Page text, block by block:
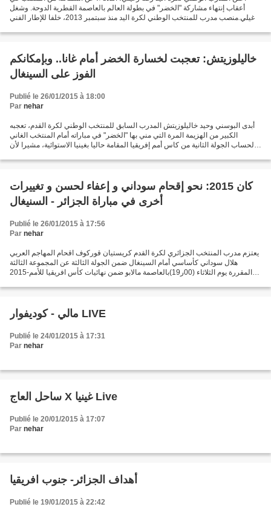
أعقاب إنتهاء مشاركة "الخضر" في بطولة العالم بالعاصمة القطرية الدوحة. وشغل
زغيلي منصب مدرب للمنتخب الوطني لكرة اليد منذ سبتمبر 2013، خلفا للإطار الفني
خاليلوزيتش: تعجبت لخسارة الخضر أمام غانا.. وبإمكانكم
الفوز على السينغال
Publié le 26/01/2015 à 18:00
Par nehar
أبدى البوسني وحيد خاليلوزيتش المدرب السابق للمنتخب الوطني لكرة القدم، تعجبه
الكبير من الهزيمة المرة التي مني بها "الخضر" في مباراته أمام المنتخب الغاني
لحساب الجولة الثانية من كاس أمم إفريقيا المقامة حاليا بغينيا الاستوائية، مشيرا لأن
كان 2015: نحو إقحام سوداني و إعفاء لحسن و تغييرات
أخرى في مباراة الجزائر - السنيغال
Publié le 26/01/2015 à 17:56
Par nehar
يعتزم مدرب المنتخب الجزائري لكرة القدم كريستيان قوركوف اقحام المهاجم العربي
هلال سوداني كأساسي أمام السينغال ضمن الجولة الثالثة عن المجموعة الثالثة
المقررة يوم الثلاثاء (00ر19)بالعاصمة مالابو ضمن نهائيات كأس افريقيا للأمم-2015
مالي - كوديفوار LIVE
Publié le 24/01/2015 à 17:31
Par nehar
ساحل العاج X غينيا Live
Publié le 20/01/2015 à 17:07
Par nehar
أهداف الجزائر- جنوب افريقيا
Publié le 19/01/2015 à 22:42